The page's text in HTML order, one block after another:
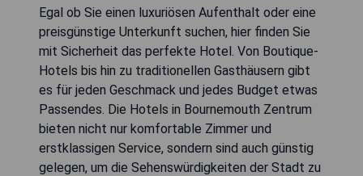
Egal ob Sie einen luxuriösen Aufenthalt oder eine
preisgünstige Unterkunft suchen, hier finden Sie
mit Sicherheit das perfekte Hotel. Von Boutique-
Hotels bis hin zu traditionellen Gasthäusern gibt
es für jeden Geschmack und jedes Budget etwas
Passendes. Die Hotels in Bournemouth Zentrum
bieten nicht nur komfortable Zimmer und
erstklassigen Service, sondern sind auch günstig
gelegen, um die Sehenswürdigkeiten der Stadt zu